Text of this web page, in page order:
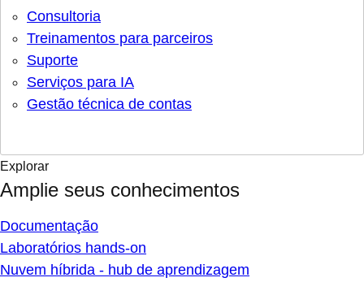
Consultoria
Treinamentos para parceiros
Suporte
Serviços para IA
Gestão técnica de contas
Explorar
Amplie seus conhecimentos
Documentação
Laboratórios hands-on
Nuvem híbrida - hub de aprendizagem